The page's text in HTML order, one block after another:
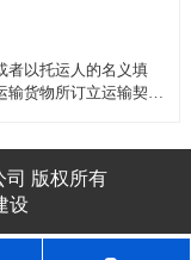
输货物所订立运输契约
司 版权所有
设​